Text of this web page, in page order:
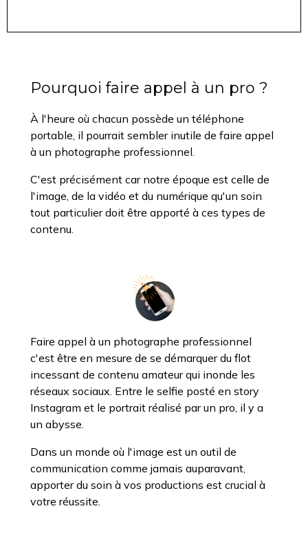
Pourquoi faire appel à un pro ?
À l'heure où chacun possède un téléphone
portable, il pourrait sembler inutile de faire appel
à un photographe professionnel.
C'est précisément car notre époque est celle de
l'image, de la vidéo et du numérique qu'un soin
tout particulier doit être apporté à ces types de
contenu.
Faire appel à un photographe professionnel
c'est être en mesure de se démarquer du flot
incessant de contenu amateur qui inonde les
réseaux sociaux. Entre le selfie posté en story
Instagram et le portrait réalisé par un pro, il y a
un abysse.
Dans un monde où l'image est un outil de
communication comme jamais auparavant,
apporter du soin à vos productions est crucial à
votre réussite.